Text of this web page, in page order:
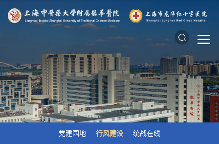
党建园地 行风建设 统战在线